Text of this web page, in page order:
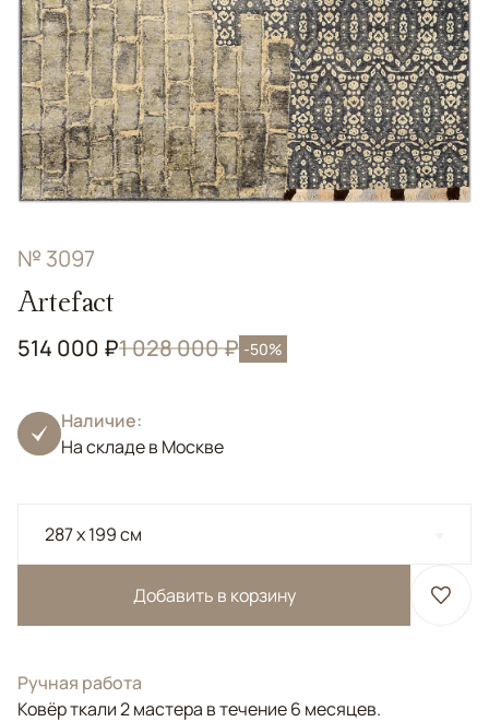
№ 3097
Artefact
514 000 ₽1 028 000 ₽ -50%
Наличие:
На складе в Москве
287 x 199 см
Добавить в корзину
Ручная работа
Ковёр ткали 2 мастера в течение 6 месяцев.